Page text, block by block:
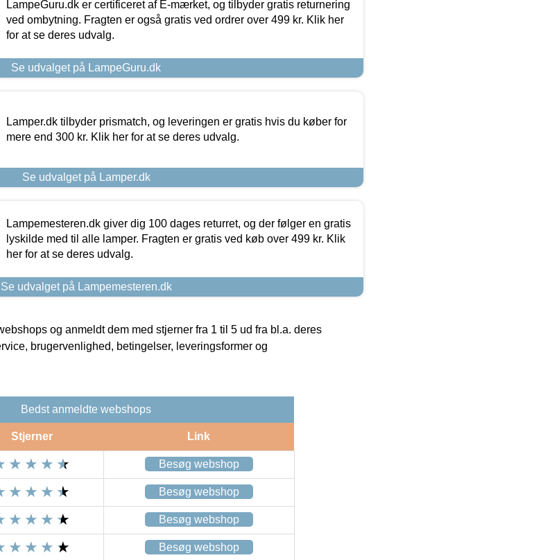
LampeGuru.dk er certificeret af E-mærket, og tilbyder gratis returnering
ved ombytning. Fragten er også gratis ved ordrer over 499 kr. Klik her
for at se deres udvalg.
Se udvalget på LampeGuru.dk
Lamper.dk tilbyder prismatch, og leveringen er gratis hvis du køber for
mere end 300 kr. Klik her for at se deres udvalg.
Se udvalget på Lamper.dk
Lampemesteren.dk giver dig 100 dages returret, og der følger en gratis
lyskilde med til alle lamper. Fragten er gratis ved køb over 499 kr. Klik
her for at se deres udvalg.
Se udvalget på Lampemesteren.dk
og anmeldt dem med stjerner fra 1 til 5 ud fra bl.a. deres
brugervenlighed, betingelser, leveringsformer og
Bedst anmeldte webshops
Stjerner Link
Besøg webshop
Besøg webshop
Besøg webshop
Besøg webshop